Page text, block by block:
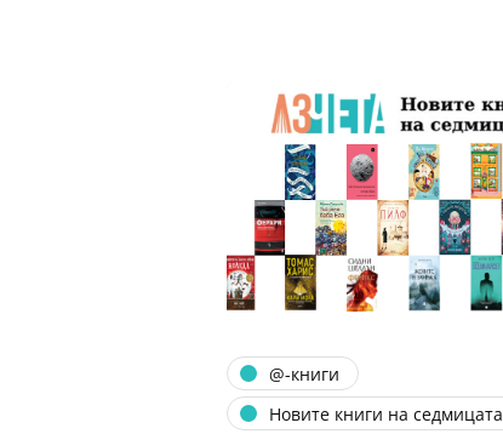
@-книги
Новите книги на седмицата